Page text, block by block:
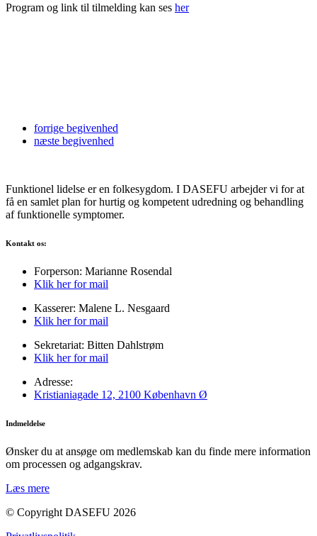
Program og link til tilmelding kan ses her
forrige begivenhed
næste begivenhed
Funktionel lidelse er en folkesygdom. I DASEFU arbejder vi for at
få en samlet plan for hurtig og kompetent udredning og behandling
af funktionelle symptomer.
Kontakt os:
Forperson: Marianne Rosendal
Klik her for mail
Kasserer: Malene L. Nesgaard
Klik her for mail
Sekretariat: Bitten Dahlstrøm
Klik her for mail
Adresse:
Kristianiagade 12, 2100 København Ø
Indmeldelse
Ønsker du at ansøge om medlemskab kan du finde mere information
om processen og adgangskrav.
Læs mere
© Copyright DASEFU 2026